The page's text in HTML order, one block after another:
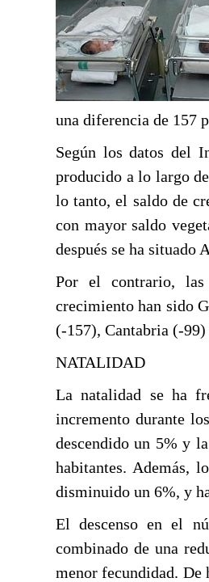
una diferencia de 157
Según los datos del
producido a lo largo
lo tanto, el saldo de
con mayor saldo
después se ha situado
Por el contrario, las
crecimiento han sido
(-157), Cantabria (-
NATALIDAD
La natalidad se ha
incremento durante
descendido un 5% y
habitantes. Además,
disminuido un 6%, y
El descenso en el
combinado de una
menor fecundidad. De